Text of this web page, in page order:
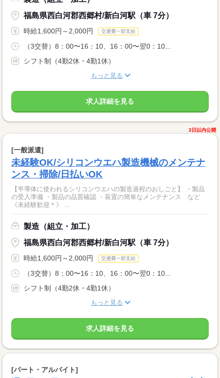
福島県西白河郡西郷村/新白河駅（車 7分）
時給1,600円～2,000円 交通費一部支給
（3交替）8：00〜16：10、16：00〜翌0：10...
シフト制（4勤2休・4勤1休）
もっと見る
求人詳細を見る
3日以内公開
[一般派遣]
未経験OK/シリコンウエハ製造機械のメンテナ
ンス・掃除/日払いOK
【半導体に使われるシリコンウエハの製造過程のおしごと】 ・製品
の受入準備 ・製品の品質確認 ・装置の簡単なメンテナンス など
《未経験歓迎＊》 ...
製造（組立・加工）
福島県西白河郡西郷村/新白河駅（車 7分）
時給1,600円～2,000円 交通費一部支給
（3交替）8：00〜16：10、16：00〜翌0：10...
シフト制（4勤2休・4勤1休）
もっと見る
求人詳細を見る
[パート・アルバイト]